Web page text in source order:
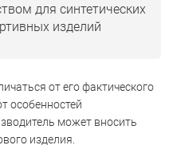
для синтетических
изделий
от его фактического
особенностей
может вносить
изделия.